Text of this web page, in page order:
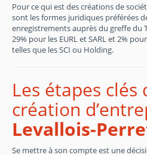
Pour ce qui est des créations de
sont les formes juridiques préférées
enregistrements auprès du greffe du
29% pour les EURL et SARL et 2%
telles que les SCI ou Holding.
Les étapes clés
création
Levallois-
Se mettre à son compte est une